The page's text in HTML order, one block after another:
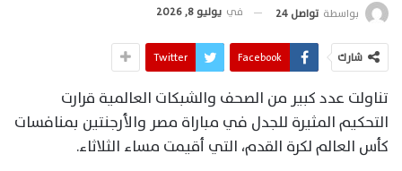
بواسطة تواصل 24 في يوليو 8, 2026
شارك Facebook
Twitter
تناولت عدد كبير من الصحف والشبكات العالمية قرارت
التحكيم المثيرة للجدل في مباراة مصر والأرجنتين بمنافسات
كأس العالم لكرة القدم، التي أقيمت مساء الثلاثاء.